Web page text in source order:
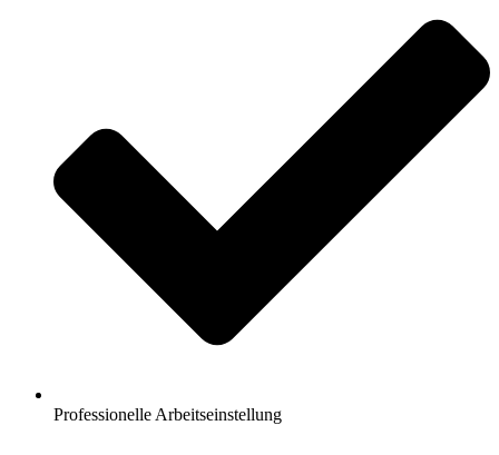
Professionelle Arbeitseinstellung